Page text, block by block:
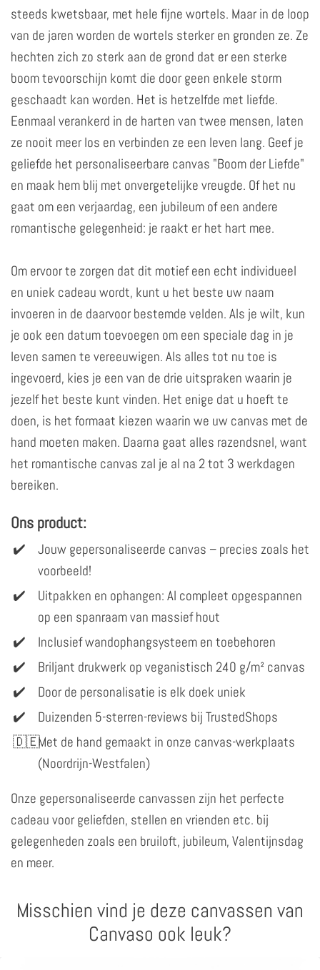
steeds kwetsbaar, met hele fijne wortels. Maar in de loop
van de jaren worden de wortels sterker en gronden ze. Ze
hechten zich zo sterk aan de grond dat er een sterke
boom tevoorschijn komt die door geen enkele storm
geschaadt kan worden. Het is hetzelfde met liefde.
Eenmaal verankerd in de harten van twee mensen, laten
ze nooit meer los en verbinden ze een leven lang. Geef je
geliefde het personaliseerbare canvas "Boom der Liefde"
en maak hem blij met ​​onvergetelijke vreugde. Of het nu
gaat om een ​​verjaardag, een jubileum of een andere
romantische gelegenheid: je raakt er het hart mee.
Om ervoor te zorgen dat dit motief een echt individueel
en uniek cadeau wordt, kunt u het beste uw naam
invoeren in de daarvoor bestemde velden. Als je wilt, kun
je ook een datum toevoegen om een ​​speciale dag in je
leven samen te vereeuwigen. Als alles tot nu toe is
ingevoerd, kies je een van de drie uitspraken waarin je
jezelf het beste kunt vinden. Het enige dat u hoeft te
doen, is het formaat kiezen waarin we uw canvas met de
hand moeten maken. Daarna gaat alles razendsnel, want
het romantische canvas zal je al na 2 tot 3 werkdagen
bereiken.
Ons product:
Jouw gepersonaliseerde canvas – precies zoals het
voorbeeld!
Uitpakken en ophangen: Al compleet opgespannen
op een spanraam van massief hout
Inclusief wandophangsysteem en toebehoren
Briljant drukwerk op veganistisch 240 g/m² canvas
Door de personalisatie is elk doek uniek
Duizenden 5-sterren-reviews bij TrustedShops
Met de hand gemaakt in onze canvas-werkplaats
(Noordrijn-Westfalen)
Onze gepersonaliseerde canvassen zijn het perfecte
cadeau voor geliefden, stellen en vrienden etc. bij
gelegenheden zoals een bruiloft, jubileum, Valentijnsdag
en meer.
Misschien vind je deze canvassen van
Canvaso ook leuk?